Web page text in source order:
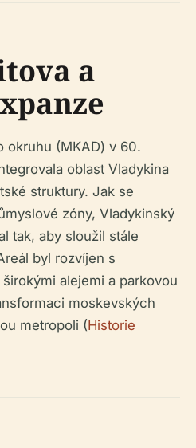
a
okruhu (MKAD) v 60.
oblast Vladykina
struktury. Jak se
zóny, Vladykinský
tak, aby sloužil stále
byl rozvíjen s
alejemi a parkovou
moskevských
metropoli (Historie